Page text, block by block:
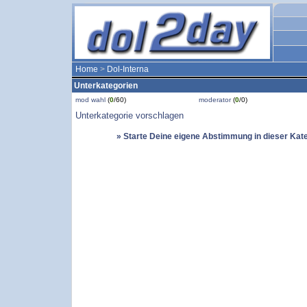
Home > Dol-Interna
Unterkategorien
mod wahl (0/60) moderator(0/0)
Unterkategorie vorschlagen
» Starte Deine eigene Abstimmung in dieser